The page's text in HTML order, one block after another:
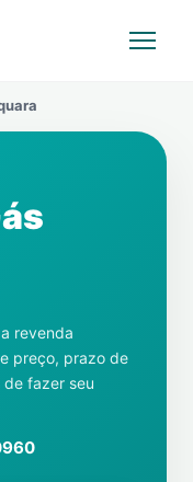
revenda
preço, prazo de
fazer seu